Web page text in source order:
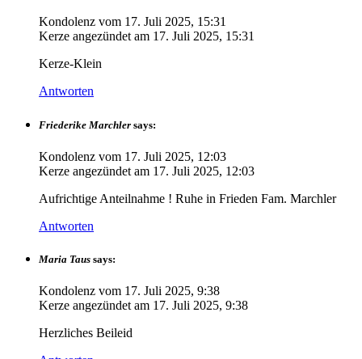
Kondolenz vom 17. Juli 2025, 15:31
Kerze angezündet am 17. Juli 2025, 15:31
Kerze-Klein
Antworten
Friederike Marchler says:
Kondolenz vom 17. Juli 2025, 12:03
Kerze angezündet am 17. Juli 2025, 12:03
Aufrichtige Anteilnahme ! Ruhe in Frieden Fam. Marchler
Antworten
Maria Taus says:
Kondolenz vom 17. Juli 2025, 9:38
Kerze angezündet am 17. Juli 2025, 9:38
Herzliches Beileid